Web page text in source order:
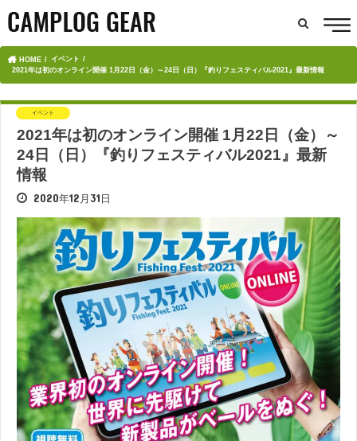
HOME
イベント
2021年は初のオンライン開催 1月22日（金）～24日（日）『釣りフェスティバル2021』最新情報
イベント
2021年は初のオンライン開催 1月22日（金）～
24日（日）『釣りフェスティバル2021』最新
情報
2020年12月31日